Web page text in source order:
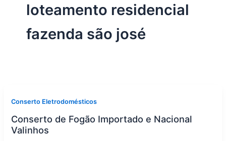
loteamento residencial
fazenda são josé
Conserto Eletrodomésticos
Conserto de Fogão Importado e Nacional
Valinhos